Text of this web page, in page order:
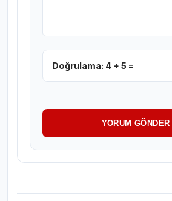
Doğrulama: 4 + 5 =
YORUM GÖNDER